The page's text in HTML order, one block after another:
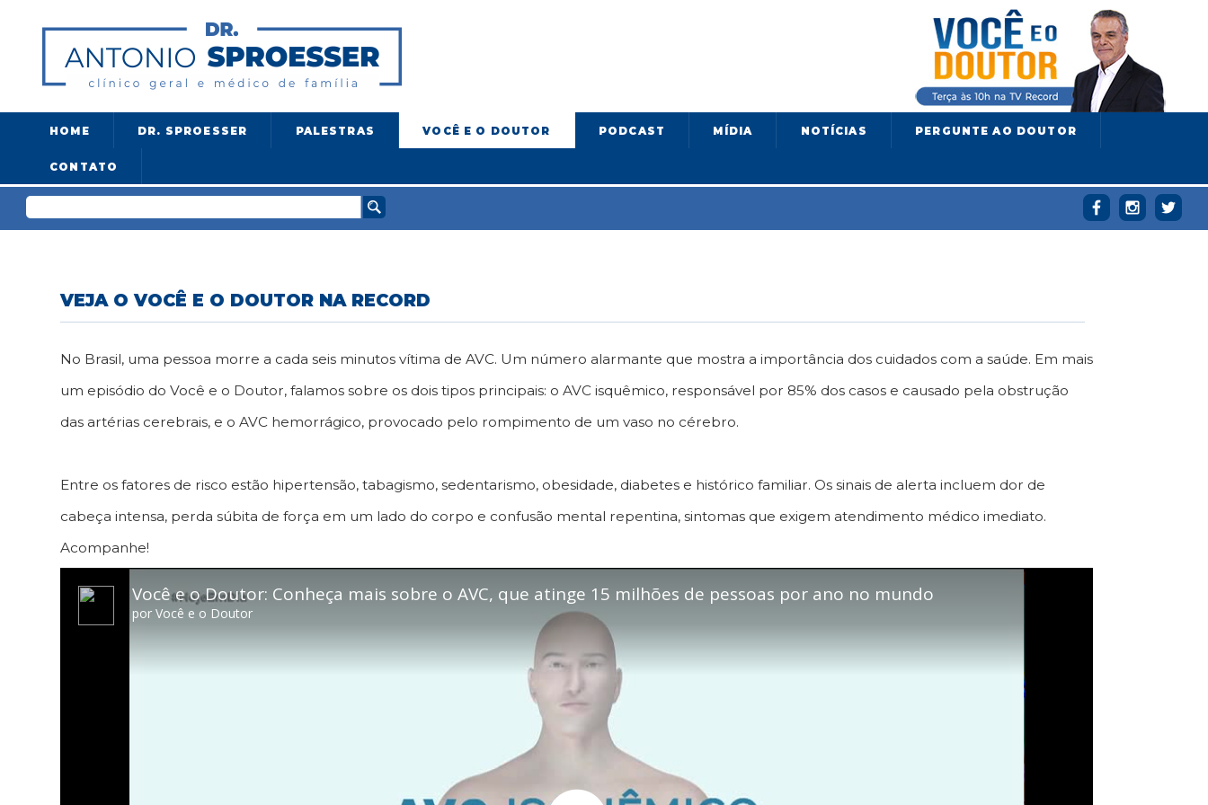
HOME DR. SPROESSER PALESTRAS VOCÊ E O DOUTOR PODCAST MÍDIA NOTÍCIAS PERGUNTE AO DOUTOR
CONTATO
VEJA O VOCÊ E O DOUTOR NA RECORD
No Brasil, uma pessoa morre a cada seis minutos vítima de AVC. Um número alarmante que mostra a importância dos cuidados com a saúde. Em mais
um episódio do Você e o Doutor, falamos sobre os dois tipos principais: o AVC isquêmico, responsável por 85% dos casos e causado pela obstrução
das artérias cerebrais, e o AVC hemorrágico, provocado pelo rompimento de um vaso no cérebro.
Entre os fatores de risco estão hipertensão, tabagismo, sedentarismo, obesidade, diabetes e histórico familiar. Os sinais de alerta incluem dor de
cabeça intensa, perda súbita de força em um lado do corpo e confusão mental repentina, sintomas que exigem atendimento médico imediato.
Acompanhe!